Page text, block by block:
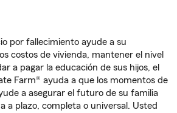
por fallecimiento ayude a su
costos de vivienda, mantener el nivel
a pagar la educación de sus hijos, el
Farm® ayuda a que los momentos de
a asegurar el futuro de su familia
a plazo, completa o universal. Usted